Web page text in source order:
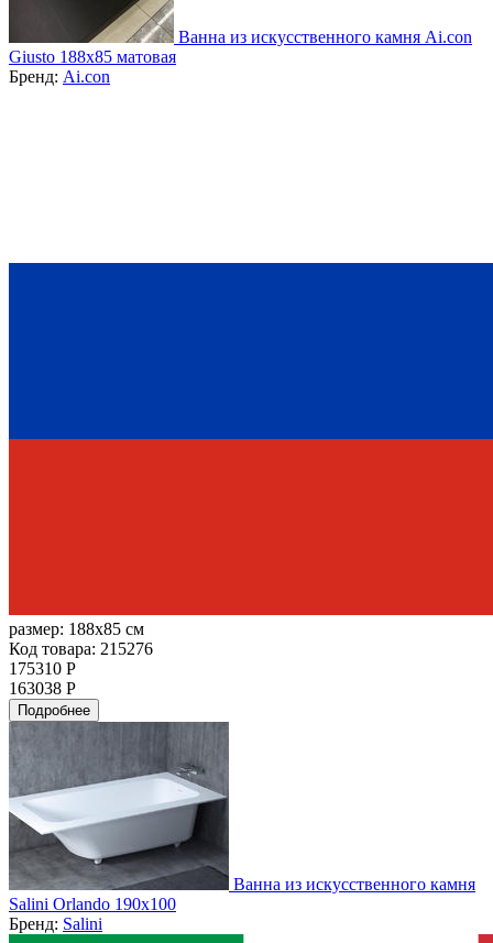
Ванна из искусственного камня Ai.con
Giusto 188х85 матовая
Бренд: Ai.con
размер: 188х85 см
Код товара: 215276
175310 Р
163038 Р
Подробнее
Ванна из искусственного камня
Salini Orlando 190x100
Бренд: Salini